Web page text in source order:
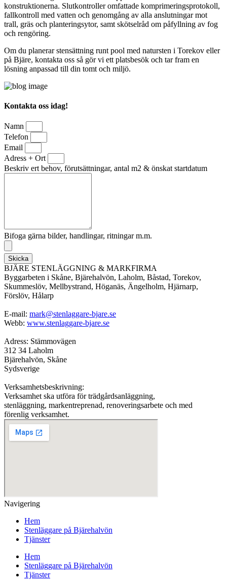
konstruktionerna. Slutkontroller omfattade komprimeringsprotokoll,
fallkontroll med vatten och genomgång av alla anslutningar mot
trall, gräs och planteringsytor, samt skötselråd om påfyllning av fog
och rengöring.
Om du planerar stensättning runt pool med natursten i Torekov eller
på Bjäre, kontakta oss så gör vi ett platsbesök och tar fram en
lösning anpassad till din tomt och miljö.
Kontakta oss idag!
Namn
Telefon
Email
Adress + Ort
Beskriv ert behov, förutsättningar, antal m2 & önskat startdatum
Bifoga gärna bilder, handlingar, ritningar m.m.
Skicka
BJÄRE STENLÄGGNING & MARKFIRMA
Byggarbeten i Skåne, Bjärehalvön, Laholm, Båstad, Torekov,
Skummeslöv, Mellbystrand, Höganäs, Ängelholm, Hjärnarp,
Förslöv, Hålarp
E-mail: mark@stenlaggare-bjare.se
Webb: www.stenlaggare-bjare.se
Adress: Stämmovägen
312 34 Laholm
Bjärehalvön, Skåne
Sydsverige
Verksamhetsbeskrivning:
Verksamhet ska utföra för trädgårdsanläggning,
stenläggning, markentreprenad, renoveringsarbete och med
förenlig verksamhet.
Navigering
Hem
Stenläggare på Bjärehalvön
Tjänster
Hem
Stenläggare på Bjärehalvön
Tjänster